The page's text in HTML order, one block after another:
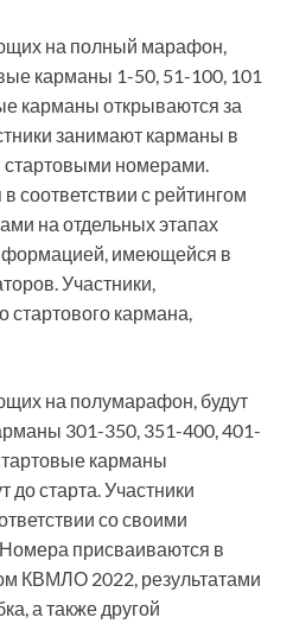
на полный марафон,
карманы 1-50, 51-100, 101
карманы открываются за
занимают карманы в
стартовыми номерами.
соответствии с рейтингом
на отдельных этапах
имеющейся в
Участники,
стартового кармана,
на полумарафон, будут
301-350, 351-400, 401-
карманы
до старта. Участники
со своими
присваиваются в
КВМЛО 2022, результатами
а также другой